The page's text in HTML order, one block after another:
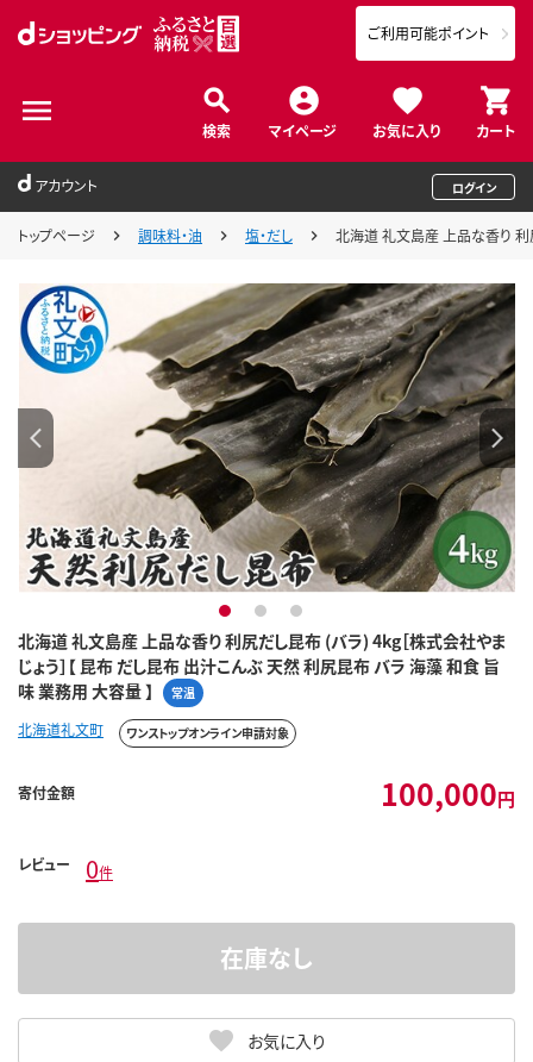
検索 マイページ お気に入り カート
ご利用可能ポイント
アカウント ログイン
トップページ 調味料・油 塩・だし 北海道 礼文島産 上品な香り 利
北海道 礼文島産 上品な香り 利尻だし昆布 (バラ) 4kg［株式会社やま
じょう］【 昆布 だし昆布 出汁こんぶ 天然 利尻昆布 バラ 海藻 和食 旨
味 業務用 大容量 】
常温
1 2 3
北海道礼文町 ワンストップオンライン申請対象
寄付金額 100,000円
レビュー 0件
お気に入り
在庫なし